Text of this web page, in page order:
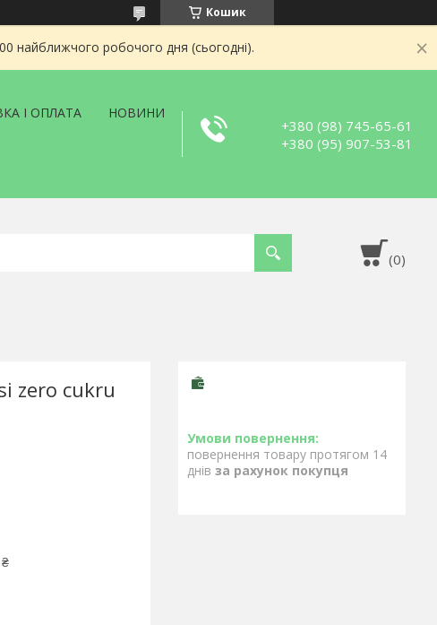
Кошик
найближчого робочого дня (сьогодні).
І ОПЛАТА НОВИНИ
+380 (98) 745-65-61
+380 (95) 907-53-81
zero cukru
повернення товару протягом 14
днів за рахунок покупця